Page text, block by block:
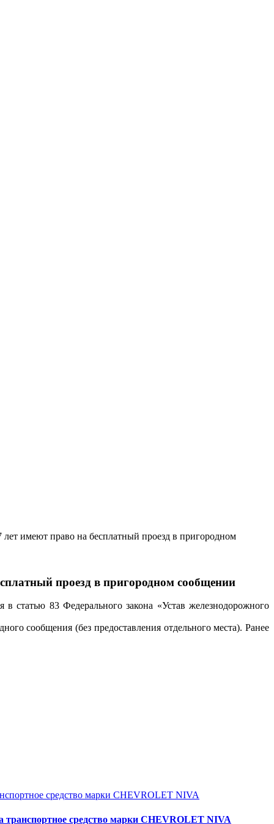
лет имеют право на бесплатный проезд в пригородном
проезд в пригородном сообщении
83 Федерального закона «Устав железнодорожного
сообщения (без предоставления отдельного места). Ранее
средство марки CHEVROLET NIVA
средство марки CHEVROLET NIVA